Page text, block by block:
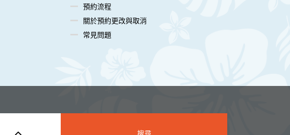
預約流程
關於預約更改與取消
常見問題
搜尋